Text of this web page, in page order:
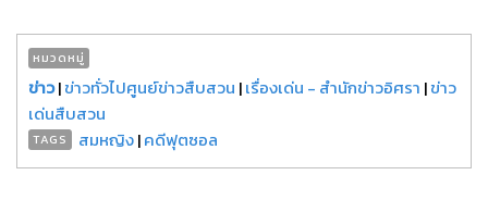
หมวดหมู่
ข่าว|ข่าวทั่วไปศูนย์ข่าวสืบสวน |เรื่องเด่น - สำนักข่าวอิศรา |ข่าว
เด่นสืบสวน
TAGS สมหญิง|คดีฟุตซอล